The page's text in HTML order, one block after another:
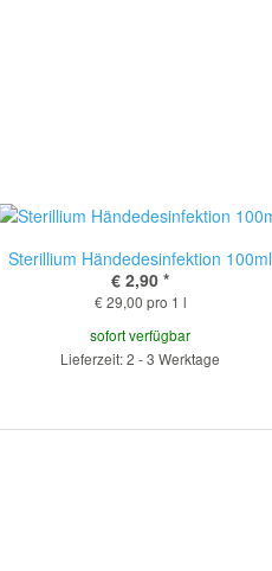
Sterillium Händedesinfektion 100ml
€ 2,90 *
€ 29,00 pro 1 l
sofort verfügbar
Lieferzeit: 2 - 3 Werktage